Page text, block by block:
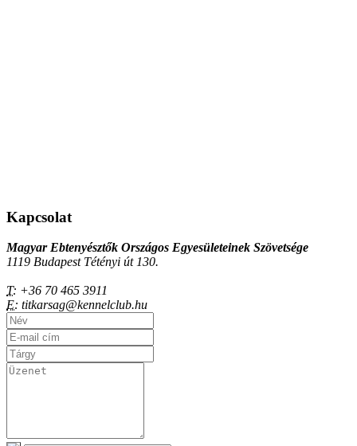
Kapcsolat
Magyar Ebtenyésztők Országos Egyesületeinek Szövetsége
1119 Budapest Tétényi út 130.
T: +36 70 465 3911
E: titkarsag@kennelclub.hu